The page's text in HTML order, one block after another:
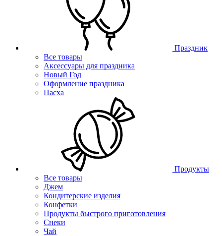
Праздник
Все товары
Аксессуары для праздника
Новый Год
Оформление праздника
Пасха
Продукты
Все товары
Джем
Кондитерские изделия
Конфетки
Продукты быстрого приготовления
Снеки
Чай